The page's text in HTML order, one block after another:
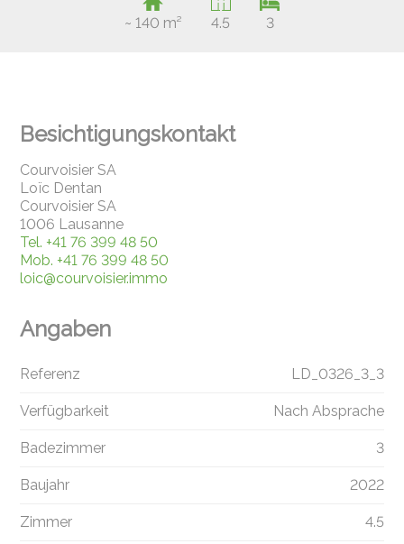
~ 140 m² 4.5 3
Besichtigungskontakt
Courvoisier SA
Loïc Dentan
Courvoisier SA
1006 Lausanne
Tel. +41 76 399 48 50
Mob. +41 76 399 48 50
loic@courvoisier.immo
Angaben
Referenz LD_0326_3_3
Verfügbarkeit Nach Absprache
Badezimmer 3
Baujahr 2022
Zimmer 4.5